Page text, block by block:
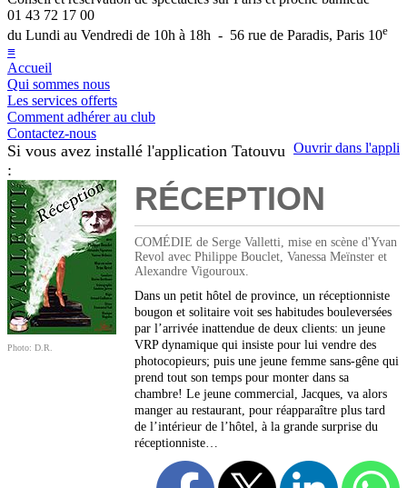
01 43 72 17 00
du Lundi au Vendredi de 10h à 18h - 56 rue de Paradis, Paris 10e
≡
Accueil
Qui sommes nous
Les services offerts
Comment adhérer au club
Contactez-nous
Ouvrir dans l'appli
Si vous avez installé l'application Tatouvu
:
Photo: D.R.
RÉCEPTION
COMÉDIE de Serge Valletti, mise en scène d'Yvan
Revol avec Philippe Bouclet, Vanessa Meïnster et
Alexandre Vigouroux.
Dans un petit hôtel de province, un réceptionniste
bougon et solitaire voit ses habitudes bouleversées
par l’arrivée inattendue de deux clients: un jeune
VRP dynamique qui insiste pour lui vendre des
photocopieurs; puis une jeune femme sans-gêne qui
prend tout son temps pour monter dans sa
chambre! Le jeune commercial, Jacques, va alors
manger au restaurant, pour réapparaître plus tard
de l’intérieur de l’hôtel, à la grande surprise du
réceptionniste…